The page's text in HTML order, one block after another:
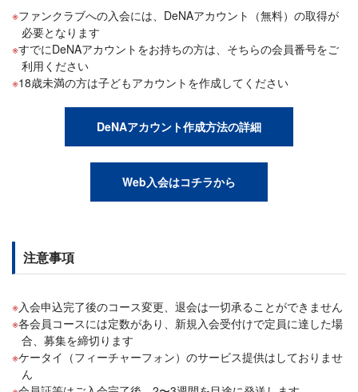
ファンクラブへの入会には、DeNAアカウント（無料）の取得が
必要となります
すでにDeNAアカウントをお持ちの方は、そちらの会員番号をご
利用ください
18歳未満の方は子どもアカウントを作成してください
DeNAアカウント作成方法の詳細
Web入会はコチラから
注意事項
入会申込完了後のコース変更、退会は一切承ることができません
各会員コースには定数があり、新規入会受付けで定員に達した場
合、募集を締切ります
ケータイ（フィーチャーフォン）のサービス提供はしておりませ
ん